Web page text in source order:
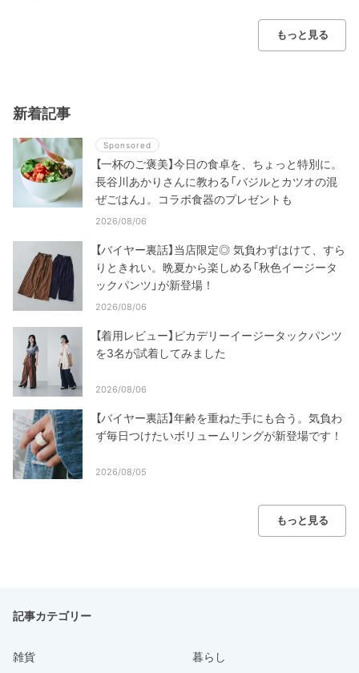
もっと見る
新着記事
Sponsored
【一杯のご褒美】今日の食卓を、ちょっと特別に。
長谷川あかりさんに教わる「バジルとカツオの混
ぜごはん」。コラボ食器のプレゼントも
2026/08/06
【バイヤー裏話】当店限定◎ 気負わずはけて、すら
りときれい。晩夏から楽しめる「秋色イージータ
ックパンツ」が新登場！
2026/08/06
【着用レビュー】ピカデリーイージータックパンツ
を3名が試着してみました
2026/08/06
【バイヤー裏話】年齢を重ねた手にも合う。気負わ
ず毎日つけたいボリュームリングが新登場です！
2026/08/05
もっと見る
記事カテゴリー
雑貨 暮らし